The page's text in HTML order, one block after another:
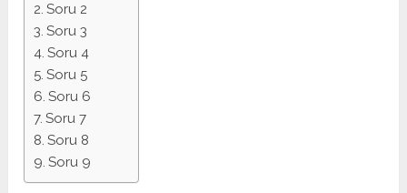
Soru 2
Soru 3
Soru 4
Soru 5
Soru 6
Soru 7
Soru 8
Soru 9